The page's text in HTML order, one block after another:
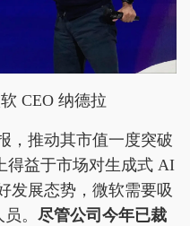
CEO 纳德拉
，推动其市值一度突破
得益于市场对生成式 AI
发展态势，微软需要吸
。 尽管公司今年已裁